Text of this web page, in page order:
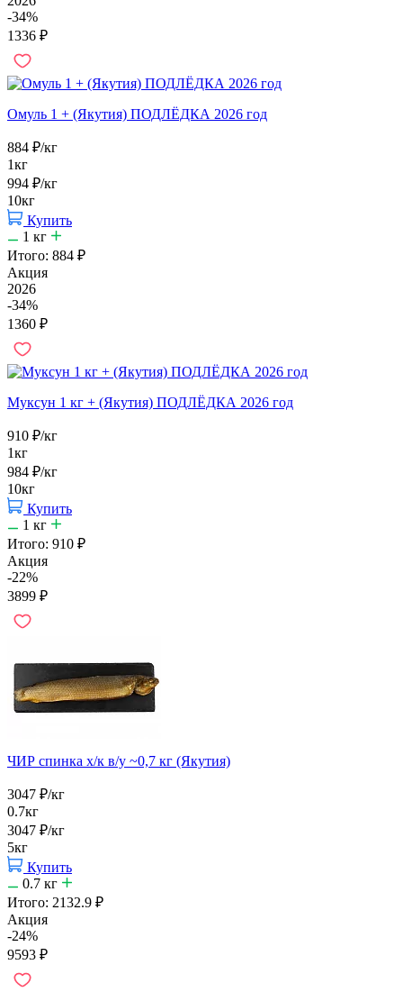
-34%
1336 ₽
Омуль 1 + (Якутия) ПОДЛЁДКА 2026 год
884 ₽/кг
1кг
994 ₽/кг
10кг
Купить
1 кг
Итого: 884 ₽
Акция
2026
-34%
1360 ₽
Муксун 1 кг + (Якутия) ПОДЛЁДКА 2026 год
910 ₽/кг
1кг
984 ₽/кг
10кг
Купить
1 кг
Итого: 910 ₽
Акция
-22%
3899 ₽
ЧИР спинка х/к в/у ~0,7 кг (Якутия)
3047 ₽/кг
0.7кг
3047 ₽/кг
5кг
Купить
0.7 кг
Итого: 2132.9 ₽
Акция
-24%
9593 ₽